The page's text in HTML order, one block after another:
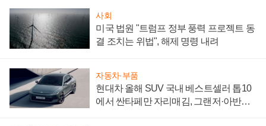
사회
미국 법원 "트럼프 정부 풍력 프로젝트 동
결 조치는 위법", 해제 명령 내려
자동차·부품
현대차 올해 SUV 국내 베스트셀러 톱10
에서 싼타페만 자리매김, 그랜저·아반떼